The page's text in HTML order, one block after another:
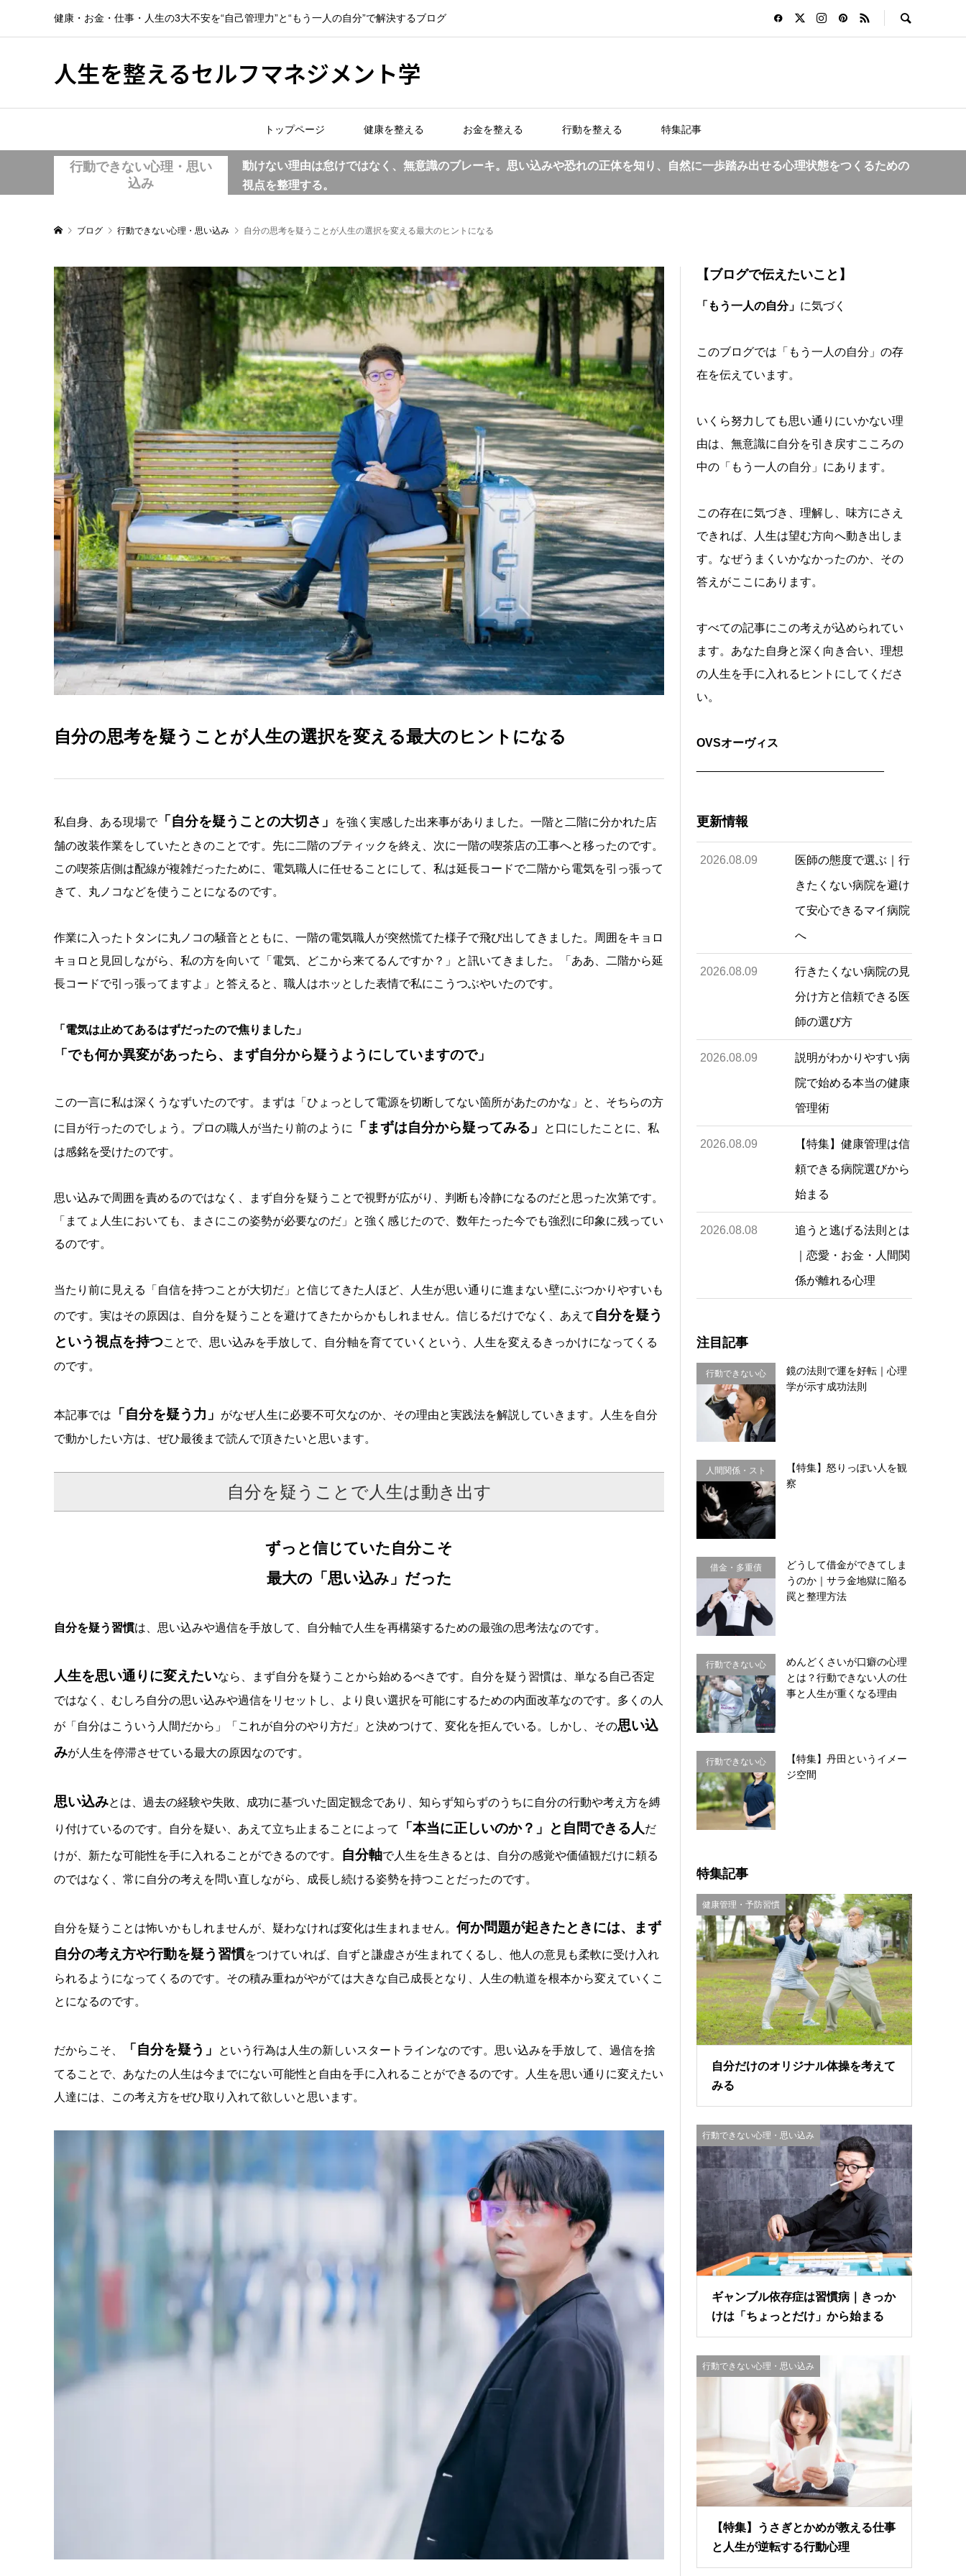
健康・お金・仕事・人生の3大不安を“自己管理力”と“もう一人の自分”で解決するブログ
人生を整えるセルフマネジメント学
トップページ 健康を整える お金を整える 行動を整える 特集記事
行動できない心理・思い
込み
動けない理由は怠けではなく、無意識のブレーキ。思い込みや恐れの正体を知り、自然に一歩踏み出せる心理状態をつくるための
視点を整理する。
ブログ 行動できない心理・思い込み 自分の思考を疑うことが人生の選択を変える最大のヒントになる
自分の思考を疑うことが人生の選択を変える最大のヒントになる
私自身、ある現場で「自分を疑うことの大切さ」
を強く実感した出来事がありました。一階と二階に分かれた店
舗の改装作業をしていたときのことです。先に二階のブティックを終え、次に一階の喫茶店の工事へと移ったのです。
この喫茶店側は配線が複雑だったために、電気職人に任せることにして、私は延長コードで二階から電気を引っ張って
きて、丸ノコなどを使うことになるのです。
作業に入ったトタンに丸ノコの騒音とともに、一階の電気職人が突然慌てた様子で飛び出してきました。周囲をキョロ
キョロと見回しながら、私の方を向いて「電気、どこから来てるんですか？」と訊いてきました。「ああ、二階から延
長コードで引っ張ってますよ」と答えると、職人はホッとした表情で私にこうつぶやいたのです。
「電気は止めてあるはずだったので焦りました」
「でも何か異変があったら、まず自分から疑うようにしていますので」
この一言に私は深くうなずいたのです。まずは「ひょっとして電源を切断してない箇所があたのかな」と、そちらの方
に目が行ったのでしょう。プロの職人が当たり前のように 「まずは自分から疑ってみる」
と口にしたことに、私
は感銘を受けたのです。
思い込みで周囲を責めるのではなく、まず自分を疑うことで視野が広がり、判断も冷静になるのだと思った次第です。
「まてょ人生においても、まさにこの姿勢が必要なのだ」と強く感じたので、数年たった今でも強烈に印象に残ってい
るのです。
当たり前に見える「自信を持つことが大切だ」と信じてきた人ほど、人生が思い通りに進まない壁にぶつかりやすいも
のです。実はその原因は、自分を疑うことを避けてきたからかもしれません。信じるだけでなく、あえて 自分を疑う
という視点を持つことで、思い込みを手放して、自分軸を育てていくという、人生を変えるきっかけになってくる
のです。
本記事では 「自分を疑う力」
がなぜ人生に必要不可欠なのか、その理由と実践法を解説していきます。人生を自分
で動かしたい方は、ぜひ最後まで読んで頂きたいと思います。
自分を疑うことで人生は動き出す
ずっと信じていた自分こそ
最大の「思い込み」だった
自分を疑う習慣は、思い込みや過信を手放して、自分軸で人生を再構築するための最強の思考法なのです。
人生を思い通りに変えたいなら、まず自分を疑うことから始めるべきです。自分を疑う習慣は、単なる自己否定
ではなく、むしろ自分の思い込みや過信をリセットし、より良い選択を可能にするための内面改革なのです。多くの人
が「自分はこういう人間だから」「これが自分のやり方だ」と決めつけて、変化を拒んでいる。しかし、その思い込
みが人生を停滞させている最大の原因なのです。
思い込みとは、過去の経験や失敗、成功に基づいた固定観念であり、知らず知らずのうちに自分の行動や考え方を縛
り付けているのです。自分を疑い、あえて立ち止まることによって 「本当に正しいのか？」と自問できる人だ
けが、新たな可能性を手に入れることができるのです。 自分軸で人生を生きるとは、自分の感覚や価値観だけに頼る
のではなく、常に自分の考えを問い直しながら、成長し続ける姿勢を持つことだったのです。
自分を疑うことは怖いかもしれませんが、疑わなければ変化は生まれません。 何か問題が起きたときには、まず
自分の考え方や行動を疑う習慣をつけていれば、自ずと謙虚さが生まれてくるし、他人の意見も柔軟に受け入れ
られるようになってくるのです。その積み重ねがやがては大きな自己成長となり、人生の軌道を根本から変えていくこ
とになるのです。
だからこそ、 「自分を疑う」
という行為は人生の新しいスタートラインなのです。思い込みを手放して、過信を捨
てることで、あなたの人生は今までにない可能性と自由を手に入れることができるのです。人生を思い通りに変えたい
人達には、この考え方をぜひ取り入れて欲しいと思います。
【ブログで伝えたいこと】
「もう一人の自分」 に気づく
このブログでは「もう一人の自分」の存
在を伝えています。
いくら努力しても思い通りにいかない理
由は、無意識に自分を引き戻すこころの
中の「もう一人の自分」にあります。
この存在に気づき、理解し、味方にさえ
できれば、人生は望む方向へ動き出しま
す。なぜうまくいかなかったのか、その
答えがここにあります。
すべての記事にこの考えが込められてい
ます。あなた自身と深く向き合い、理想
の人生を手に入れるヒントにしてくださ
い。
OVSオーヴィス
更新情報
2026.08.09 医師の態度で選ぶ｜行
きたくない病院を避け
て安心できるマイ病院
へ
2026.08.09 行きたくない病院の見
分け方と信頼できる医
師の選び方
2026.08.09 説明がわかりやすい病
院で始める本当の健康
管理術
2026.08.09 【特集】健康管理は信
頼できる病院選びから
始まる
2026.08.08 追うと逃げる法則とは
｜恋愛・お金・人間関
係が離れる心理
注目記事
行動できない心
理・思い込み
鏡の法則で運を好転｜心理
学が示す成功法則
人間関係・スト
【特集】怒りっぽい人を観
察
借金・多重債
務・金銭感覚
どうして借金ができてしま
うのか｜サラ金地獄に陥る
罠と整理方法
行動できない心
理・思い込み
めんどくさいが口癖の心理
とは？行動できない人の仕
事と人生が重くなる理由
行動できない心
理・思い込み
【特集】丹田というイメー
ジ空間
特集記事
健康管理・予防習慣
自分だけのオリジナル体操を考えて
みる
行動できない心理・思い込み
ギャンブル依存症は習慣病｜きっか
けは「ちょっとだけ」から始まる
行動できない心理・思い込み
【特集】うさぎとかめが教える仕事
と人生が逆転する行動心理